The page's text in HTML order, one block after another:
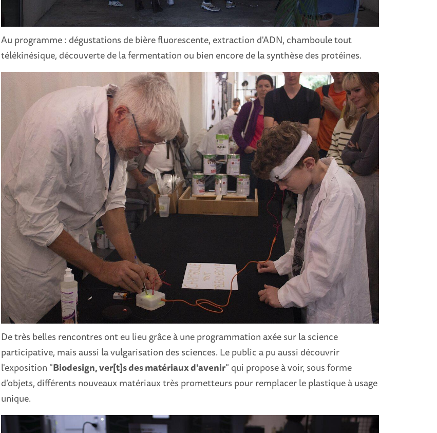
Au programme : dégustations de bière fluorescente, extraction d'ADN, chamboule tout
télékinésique, découverte de la fermentation ou bien encore de la synthèse des protéines.
De très belles rencontres ont eu lieu grâce à une programmation axée sur la science
participative, mais aussi la vulgarisation des sciences. Le public a pu aussi découvrir
l'exposition "Biodesign, ver[t]s des matériaux d'avenir" qui propose à voir, sous forme
d’objets, différents nouveaux matériaux très prometteurs pour remplacer le plastique à usage
unique.